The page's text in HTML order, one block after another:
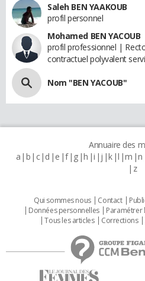
Saleh BEN YAAKOUB
profil personnel
Mohamed BEN YACOUB
profil professionnel |
contractuel polyvalent
Nom "BEN YACOUB"
Annuaire des
a b c d e f g h i j k l m n
z
Qui sommes nous Contact
Données personnelles
Paramétrer
Tous les articles
Corrections